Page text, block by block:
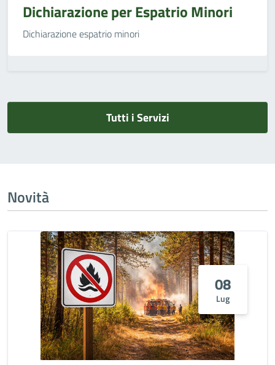
Dichiarazione per Espatrio Minori
Dichiarazione espatrio minori
Tutti i Servizi
Novità
08
Lug